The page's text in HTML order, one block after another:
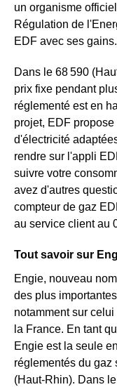
un organisme
Régulation de
EDF avec ses gains.
Dans le 68 590
prix fixe pendant
réglementé est en
projet, EDF
d'électricité
rendre sur l'appli
suivre votre
avez d'autres
compteur de gaz
au service client au
Tout savoir sur
Engie, nouveau
des plus
notamment sur
la France. En tant
Engie est la seule
réglementés du gaz
(Haut-Rhin). Dans